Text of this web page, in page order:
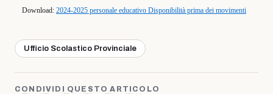
Download: 2024-2025 personale educativo Disponibilità prima dei movimenti
Ufficio Scolastico Provinciale
CONDIVIDI QUESTO ARTICOLO